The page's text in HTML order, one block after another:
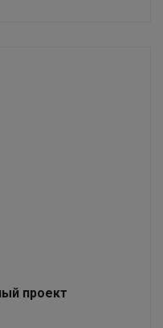
проект